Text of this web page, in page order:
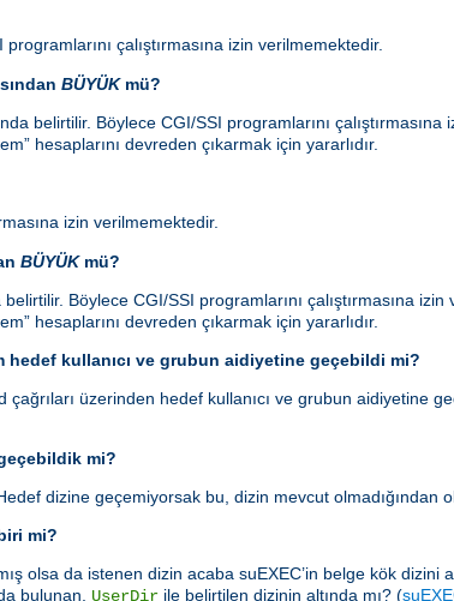
programlarını çalıştırmasına izin verilmemektedir.
BÜYÜKmü?
belirtilir. Böylece CGI/SSI programlarını
hesaplarını devreden çıkarmak için yararlıdır.
izin verilmemektedir.
BÜYÜKmü?
Böylece CGI/SSI programlarını çalıştırmasına
hesaplarını devreden çıkarmak için yararlıdır.
hedef kullanıcı ve grubun aidiyetine geçebildi mi?
üzerinden hedef kullanıcı ve grubun aidiyetine
mi?
dizine geçemiyorsak bu, dizin mevcut olmadığından
mi?
olsa da istenen dizin acaba suEXEC’in belge kök dizini
bulunan, UserDir ile belirtilen dizinin altında mı? (